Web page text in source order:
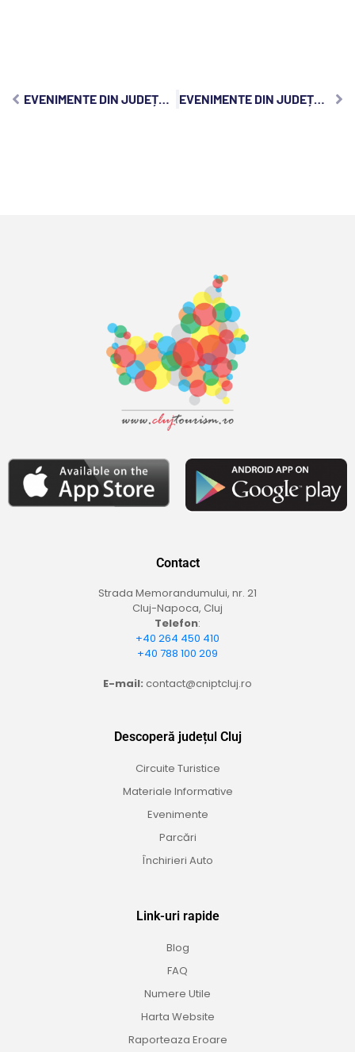
EVENIMENTE DIN JUDEȚUL CLUJ, VINERI, 23 IUNIE 2023: EVENIMENTE DIN JUDEȚUL CLUJ, DUMINICĂ, 25 IUNIE 2023:
Contact
Strada Memorandumului, nr. 21
Cluj-Napoca, Cluj
Telefon:
+40 264 450 410
+40 788 100 209
E-mail: contact@cniptcluj.ro
Descoperă județul Cluj
Circuite Turistice
Materiale Informative
Evenimente
Parcări
Închirieri Auto
Link-uri rapide
Blog
FAQ
Numere Utile
Harta Website
Raporteaza Eroare